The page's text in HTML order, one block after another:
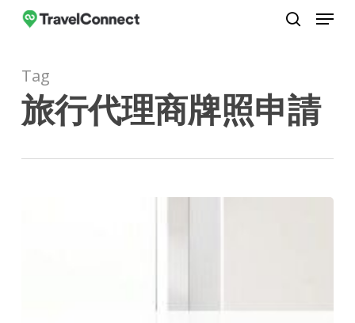
Skip
content
Menu
Tag
旅行代理商牌照申請